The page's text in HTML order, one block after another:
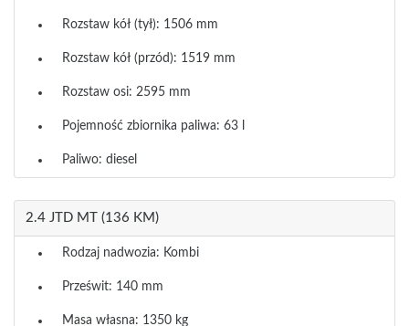
Rozstaw kół (tył): 1506 mm
Rozstaw kół (przód): 1519 mm
Rozstaw osi: 2595 mm
Pojemność zbiornika paliwa: 63 l
Paliwo: diesel
2.4 JTD MT (136 KM)
Rodzaj nadwozia: Kombi
Prześwit: 140 mm
Masa własna: 1350 kg